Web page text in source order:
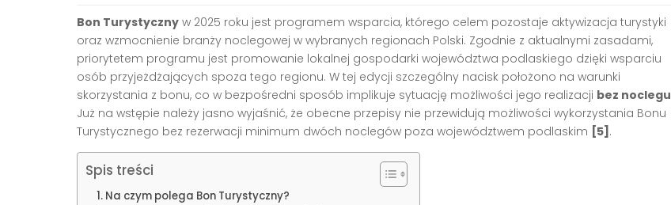
Bon Turystyczny w 2025 roku jest programem wsparcia, którego celem pozostaje aktywizacja turystyki
oraz wzmocnienie branży noclegowej w wybranych regionach Polski. Zgodnie z aktualnymi zasadami,
priorytetem programu jest promowanie lokalnej gospodarki województwa podlaskiego dzięki wsparciu
osób przyjeżdżających spoza tego regionu. W tej edycji szczególny nacisk położono na warunki
skorzystania z bonu, co w bezpośredni sposób implikuje sytuację możliwości jego realizacji bez noclegu
Już na wstępie należy jasno wyjaśnić, że obecne przepisy nie przewidują możliwości wykorzystania Bonu
Turystycznego bez rezerwacji minimum dwóch noclegów poza województwem podlaskim [5] .
Spis treści
Na czym polega Bon Turystyczny?